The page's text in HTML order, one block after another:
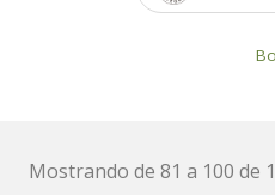
Mostrando de 81 a 100 de